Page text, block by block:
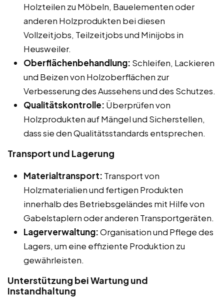
Holzteilen zu Möbeln, Bauelementen oder
anderen Holzprodukten bei diesen
Vollzeitjobs, Teilzeitjobs und Minijobs in
Heusweiler.
Oberflächenbehandlung: Schleifen, Lackieren
und Beizen von Holzoberflächen zur
Verbesserung des Aussehens und des Schutzes.
Qualitätskontrolle: Überprüfen von
Holzprodukten auf Mängel und Sicherstellen,
dass sie den Qualitätsstandards entsprechen.
Transport und Lagerung
Materialtransport: Transport von
Holzmaterialien und fertigen Produkten
innerhalb des Betriebsgeländes mit Hilfe von
Gabelstaplern oder anderen Transportgeräten.
Lagerverwaltung:Organisation und Pflege des
Lagers, um eine effiziente Produktion zu
gewährleisten.
Unterstützung bei Wartung und
Instandhaltung